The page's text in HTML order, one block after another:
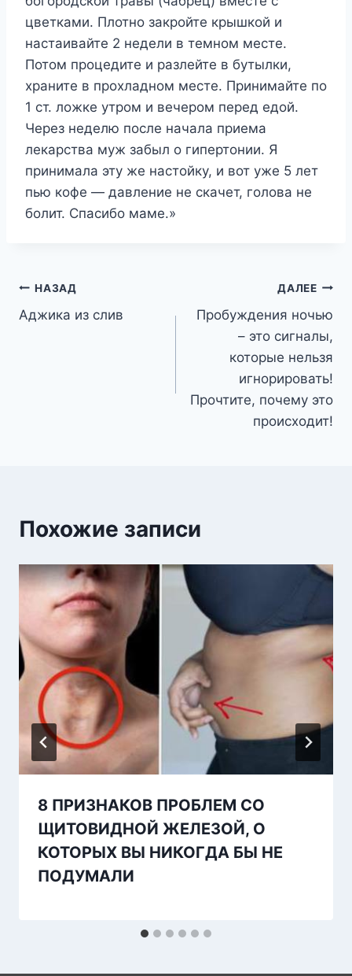
цветками. Плотно закройте крышкой и
настаивайте 2 недели в темном месте.
Потом процедите и разлейте в бутылки,
храните в прохладном месте. Принимайте по
1 ст. ложке утром и вечером перед едой.
Через неделю после начала приема
лекарства муж забыл о гипертонии. Я
принимала эту же настойку, и вот уже 5 лет
пью кофе — давление не скачет, голова не
болит. Спасибо маме.»
Навигация
по
НАЗАД
Аджика из слив
ДАЛЕЕ
Пробуждения ночью
– это сигналы,
которые нельзя
игнорировать!
Прочтите, почему это
происходит!
Похожие записи
8 ПРИЗНАКОВ ПРОБЛЕМ СО
ЩИТОВИДНОЙ ЖЕЛЕЗОЙ, О
КОТОРЫХ ВЫ НИКОГДА БЫ НЕ
ПОДУМАЛИ